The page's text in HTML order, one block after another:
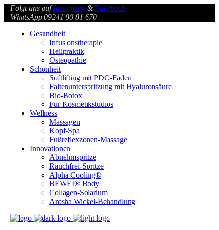
Folgt uns aufInstagram & Facebook
WhatsApp 09241 80 81 670
Gesundheit
Infusionstherapie
Heilpraktik
Osteopathie
Schönheit
Softlifting mit PDO-Fäden
Faltenunterspritzung mit Hyaluronsäure
Bio-Botox
Für Kosmetikstudios
Wellness
Massagen
Kopf-Spa
Fußreflexzonen-Massage
Innovationen
Abnehmspritze
Rauchfrei-Spritze
Alpha Cooling®
BEWEI® Body
Collagen-Solarium
Arosha Wickel-Behandlung